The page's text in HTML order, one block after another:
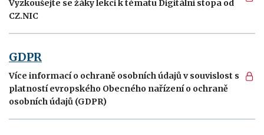
Vyzkoušejte se žáky lekci k tématu Digitální stopa od
CZ.NIC
GDPR
Více informací o ochraně osobních údajů v souvislost s
platností evropského Obecného nařízení o ochraně
osobních údajů (GDPR)